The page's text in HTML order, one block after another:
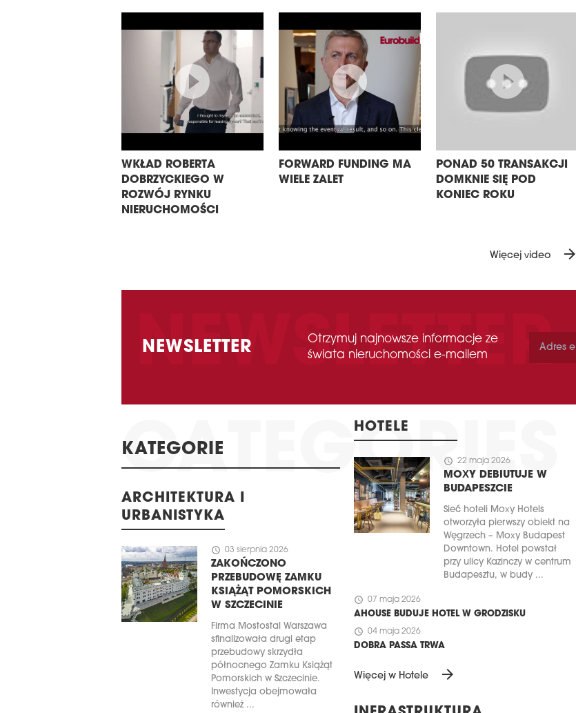
WKŁAD ROBERTA
DOBRZYCKIEGO W
ROZWÓJ RYNKU
NIERUCHOMOŚCI
FORWARD FUNDING MA
WIELE ZALET
PONAD 50 TRANSAKCJI
DOMKNIE SIĘ POD
KONIEC ROKU
Więcej video arrow_forward
NEWSLETTER
Otrzymuj najnowsze informacje ze
świata nieruchomości e-mailem
KATEGORIE
ARCHITEKTURA I
URBANISTYKA
schedule 03 sierpnia 2026
ZAKOŃCZONO
PRZEBUDOWĘ ZAMKU
KSIĄŻĄT POMORSKICH
W SZCZECINIE
Firma Mostostal Warszawa
sfinalizowała drugi etap
przebudowy skrzydła
północnego Zamku Książąt
Pomorskich w Szczecinie.
Inwestycja obejmowała
również ...
HOTELE
schedule 22 maja 2026
MOXY DEBIUTUJE W
BUDAPESZCIE
Sieć hoteli Moxy Hotels
otworzyła pierwszy obiekt na
Węgrzech – Moxy Budapest
Downtown. Hotel powstał
przy ulicy Kazinczy w centrum
Budapesztu, w budy ...
schedule 07 maja 2026
AHOUSE BUDUJE HOTEL W GRODZISKU
schedule 04 maja 2026
DOBRA PASSA TRWA
Więcej w Hotele arrow_forward